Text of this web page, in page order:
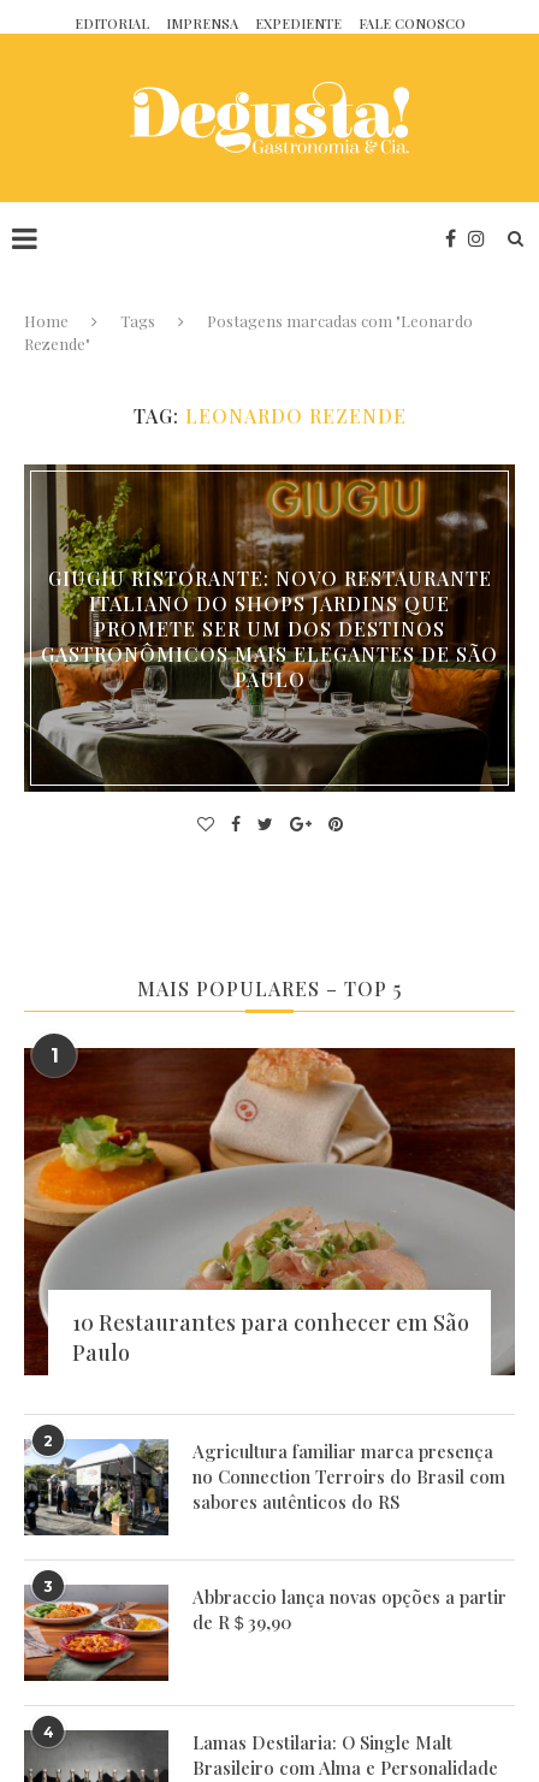
EDITORIAL IMPRENSA EXPEDIENTE FALE CONOSCO
Home Tags
Postagens marcadas com "Leonardo
Rezende"
TAG: LEONARDO REZENDE
GIUGIU RISTORANTE: NOVO RESTAURANTE
ITALIANO DO SHOPS JARDINS QUE
PROMETE SER UM DOS DESTINOS
GASTRONÔMICOS MAIS ELEGANTES DE SÃO
PAULO
MAIS POPULARES – TOP 5
1
10 Restaurantes para conhecer em São
Paulo
2
Agricultura familiar marca presença
no Connection Terroirs do Brasil com
sabores autênticos do RS
3
Abbraccio lança novas opções a partir
de R＄39,90
4
Lamas Destilaria: O Single Malt
Brasileiro com Alma e Personalidade